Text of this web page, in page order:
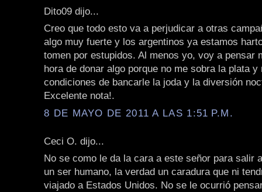
Dito09 dijo...
Creo que todo esto va a perjudicar a otras
algo muy fuerte y los argentinos ya estamos
tomen por estupidos. Al menos yo, voy a pensar
hora de donar algo porque no me sobra la plata y
condiciones de bancarle la joda y la diversión
Excelente nota!.
8 DE MAYO DE 2011 A LAS 1:51 P.M.
Ceci O. dijo...
No se como le da la cara a este señor para salir
un ser humano, la verdad un caradura que ni
viajado a Estados Unidos. No se le ocurrió